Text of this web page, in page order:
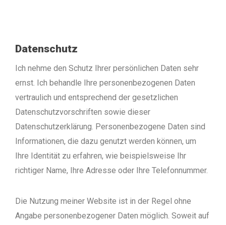
Datenschutz
Ich nehme den Schutz Ihrer persönlichen Daten sehr
ernst. Ich behandle Ihre personenbezogenen Daten
vertraulich und entsprechend der gesetzlichen
Datenschutzvorschriften sowie dieser
Datenschutzerklärung. Personenbezogene Daten sind
Informationen, die dazu genutzt werden können, um
Ihre Identität zu erfahren, wie beispielsweise Ihr
richtiger Name, Ihre Adresse oder Ihre Telefonnummer.
Die Nutzung meiner Website ist in der Regel ohne
Angabe personenbezogener Daten möglich. Soweit auf